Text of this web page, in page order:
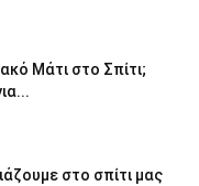
Μάτι στο Σπίτι;
στο σπίτι μας